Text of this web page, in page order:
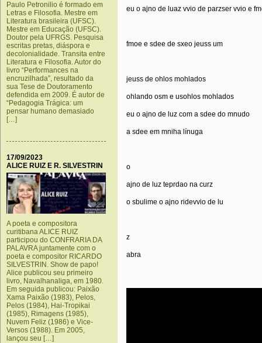
Paulo Petronilio é formado em
Letras e Filosofia. Mestre em
Literatura brasileira (UFSC).
Mestre em Educação (UFSC).
Doutor pela UFRGS. Pesquisa
escritas pretas, diáspora e
decolonialidade. Transita entre
Literatura e Filosofia. Autor do
livro “Performances na
encruzilhada”, resultado da
sua Tese de Doutoramento
defendida em 2009. É autor de
“Pedagogia Trágica: um
pensar humano demasiado
[…]
17/09/2023
ALICE RUIZ E R. SILVESTRIN
A poeta e compositora
curitibana ALICE RUIZ
participou do CONFRARIA DA
PALAVRA juntamente com o
poeta e compositor RICARDO
SILVESTRIN. Show de papo!
Alice publicou seu primeiro
livro, Navalhanaliga, em 1980.
Em seguida publicou: Paixão
Xama Paixão (1983), Pelos,
Pelos (1984), Hai-Tropikai
(1985), Rimagens (1985),
Nuvem Feliz (1986) e Vice-
Versos (1988). Em 2005,
lançou seu […]
eu o ajno de luaz vvio de parzser vvio e
fmoe e sdee de sxeo jeuss um
jeuss de ohlos mohlados
ohlando osm e usohlos mohlados
eu o ajno de luz com a sdee do mnudo
a sdee em mniha línuga
o
ajno de luz teprdao na curz
o sbulime o ajno ridevvio de lu
z
abra